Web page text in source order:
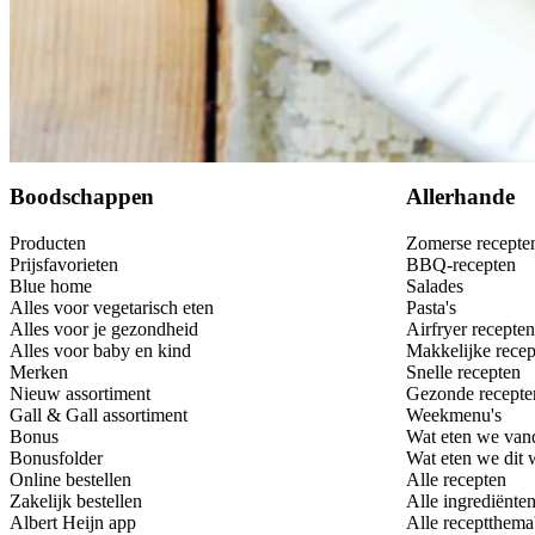
Boodschappen
Producten
Prijsfavorieten
Blue home
Alles voor vegetarisch eten
Alles voor je gezondheid
Alles voor baby en kind
Merken
Nieuw assortiment
Gall & Gall assortiment
Bonus
Bonusfolder
Online bestellen
Zakelijk bestellen
Albert Heijn app
Allerhande
Zomerse
BBQ-recepten
Salades
Pasta's
Airfryer recepten
Makkelijke
Snelle recepten
Gezonde
Weekmenu's
Wat eten we
Wat eten we dit
Alle recepten
Alle ingrediënten
Alle